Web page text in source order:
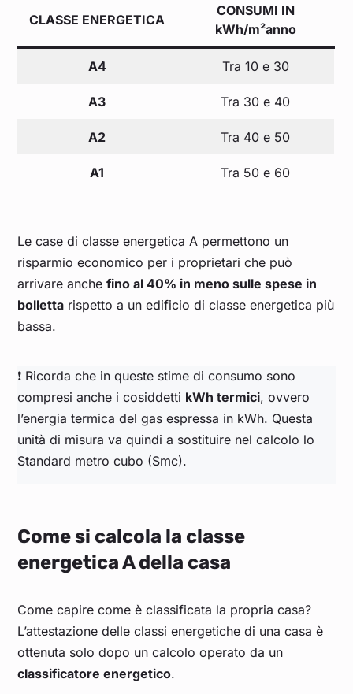
CLASSE ENERGETICA
CONSUMI IN
kWh/m²anno
A4 Tra 10 e 30
A3 Tra 30 e 40
A2 Tra 40 e 50
A1 Tra 50 e 60
Le case di classe energetica A permettono un
risparmio economico per i proprietari che può
arrivare anchefino al 40% in meno sulle spese in
bolletta rispetto a un edificio di classe energetica più
bassa.
❗ Ricorda che in queste stime di consumo sono
compresi anche i cosiddetti kWh termici, ovvero
l’energia termica del gas espressa in kWh. Questa
unità di misura va quindi a sostituire nel calcolo lo
Standard metro cubo (Smc).
Come si calcola la classe
energetica A della casa
Come capire come è classificata la propria casa?
L’attestazione delle classi energetiche di una casa è
ottenuta solo dopo un calcolo operato da un
classificatore energetico.